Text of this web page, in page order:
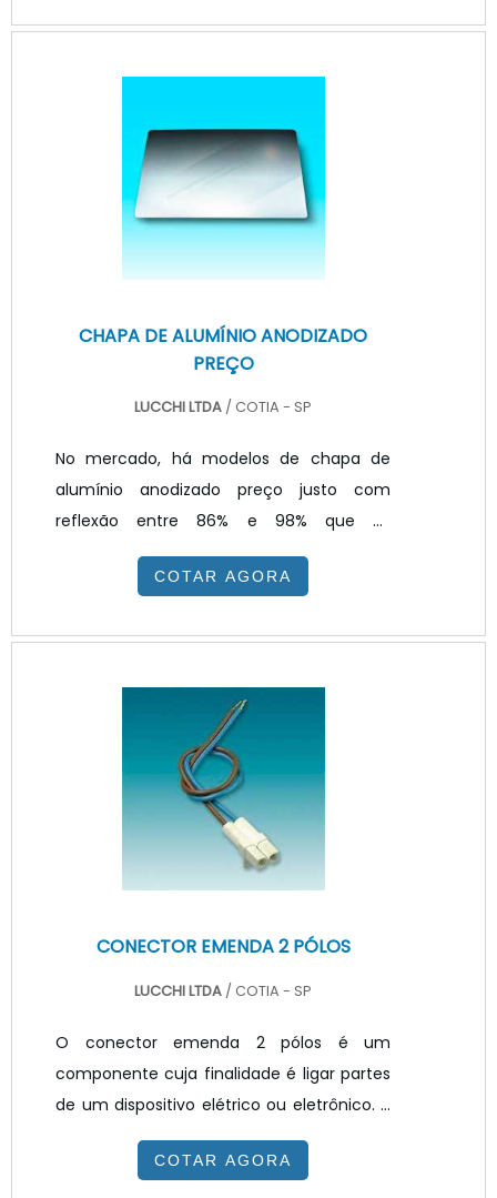
da lona. A alimentação é feita com
backlight, é o material onde a propaganda
é impressa. Nesse caso, ela é impressa em
um papel translúcido.Elementos
envolvidos no backlight Ferro; Aço; A.
CHAPA DE ALUMÍNIO ANODIZADO
PREÇO
LUCCHI LTDA / COTIA - SP
No mercado, há modelos de chapa de
alumínio anodizado preço justo com
reflexão entre 86% e 98% que se
destacam pela alta performance e
tecnologia avançada de fabricação. Esses
processo PVD (Physical Vepour Deposition,
que permite o aumento da aderência do
revestimento através da aplicação de
uma camada protetora sob vácuo 99,99%
de alumínio de alta pureza ou prata pura.
INFORMAÇÕES ADICIONAIS SOBRE O
COTAR AGORA
CONECTOR EMENDA 2 PÓLOS
LUCCHI LTDA / COTIA - SP
O conector emenda 2 pólos é um
componente cuja finalidade é ligar partes
de um dispositivo elétrico ou eletrônico. A
qualidade e o desempenho desse produto
estão diretamente relacionados aos
COTAR AGORA